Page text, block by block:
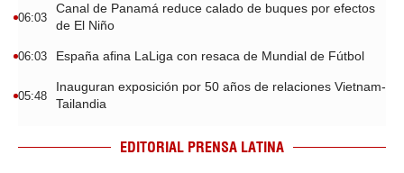
06:03
Canal de Panamá reduce calado de buques por efectos
de El Niño
06:03 España afina LaLiga con resaca de Mundial de Fútbol
05:48
Inauguran exposición por 50 años de relaciones Vietnam-
Tailandia
EDITORIAL PRENSA LATINA